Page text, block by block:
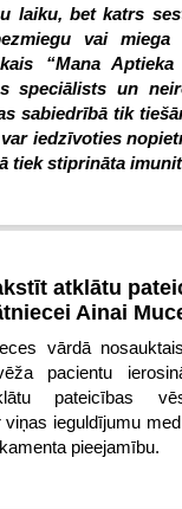
laiku, bet katrs
vai miega
“Mana
speciālists un
sabiedrībā tik
iedzīvoties
tiek stiprināta
atklātu
Ainai
vārdā
pacientu
pateicības
viņas ieguldījumu
pieejamību.